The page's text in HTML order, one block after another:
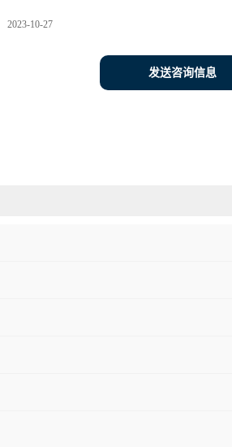
2023-10-27
发送咨询信息